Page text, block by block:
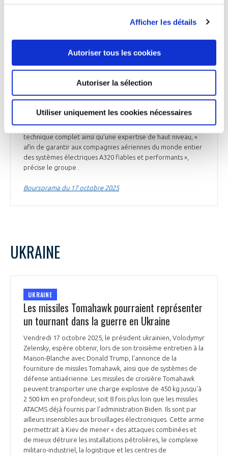
Afficher les détails
Autoriser tous les cookies
Autoriser la sélection
Utiliser uniquement les cookies nécessaires
partenariat MRO pour les générateurs APU des
Electrical & Power* et Lufthansa Technik ont annoncé le
renforcement de leur partenariat, portant sur la fourniture
auxiliaires de puissance (APU) de la famille A320. Safran
Electrical & Power apportera à Lufthansa Technik un soutien
technique complet ainsi qu’une expertise de haut niveau, «
afin de garantir aux compagnies aériennes du monde entier
des systèmes électriques A320 fiables et performants »,
précise le groupe .
Boursorama du 17 octobre 2025
UKRAINE
UKRAINE
Les missiles Tomahawk pourraient représenter
un tournant dans la guerre en Ukraine
Vendredi 17 octobre 2025, le président ukrainien, Volodymyr
Zelensky, espère obtenir, lors de son troisième entretien à la
Maison-Blanche avec Donald Trump, l'annonce de la
fourniture de missiles Tomahawk, ainsi que de systèmes de
défense antiaérienne. Les missiles de croisière Tomahawk
peuvent transporter une charge explosive de 450 kg jusqu'à
2 500 km en profondeur, soit 8 fois plus loin que les missiles
ATACMS déjà fournis par l'administration Biden. Ils sont par
ailleurs insensibles aux brouillages électroniques. Cette arme
permettrait à Kiev de mener « des attaques combinées et
de mieux détruire les installations pétrolières, le complexe
militaro-industriel, la logistique et les centres de